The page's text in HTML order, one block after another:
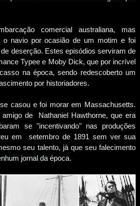
comercial australiana, mas
o navio por ocasião de um motim e foi
deserção. Estes episódios serviram de
Typee e Moby Dick, que por incrível
na época, sendo redescoberto um
por historiadores.
casou e foi morar em Massachusetts.
de Nathaniel Hawthorne, que era
se "incentivando" nas produções
em setembro de 1891 sem ver sua
seu talento, já que seu falecimento
jornal da época.